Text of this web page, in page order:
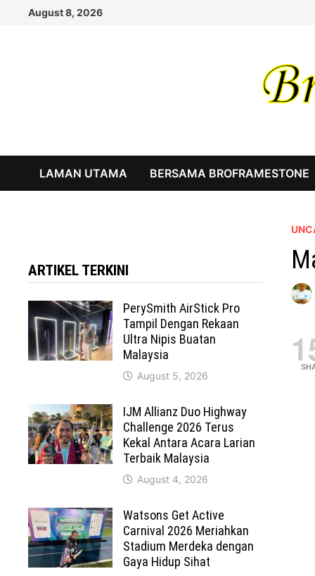
August 8, 2026
LAMAN UTAMA BERSAMA BROFRAMESTONE
ARTIKEL TERKINI
PerySmith AirStick Pro
Tampil Dengan Rekaan
Ultra Nipis Buatan
Malaysia
August 5, 2026
IJM Allianz Duo Highway
Challenge 2026 Terus
Kekal Antara Acara Larian
Terbaik Malaysia
August 4, 2026
Watsons Get Active
Carnival 2026 Meriahkan
Stadium Merdeka dengan
Gaya Hidup Sihat